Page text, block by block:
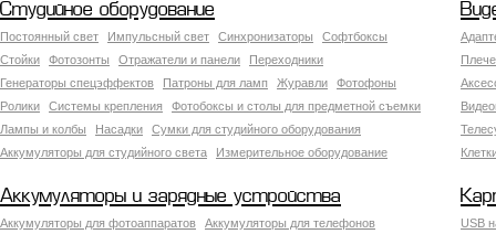
Студийное оборудование
Постоянный свет Импульсный свет Синхронизаторы
Софтбоксы
Стойки
Фотозонты Отражатели и панели
Переходники
Генераторы спецэффектов
Патроны для ламп Журавли
Фотофоны
Ролики
Системы крепления
Фотобоксы и столы для предметной съемки
Лампы и колбы
Насадки
Сумки для студийного оборудования
Аккумуляторы для студийного света
Измерительное оборудование
Аккумуляторы и зарядные устройства
Аккумуляторы для фотоаппаратов
Аккумуляторы для телефонов
USB